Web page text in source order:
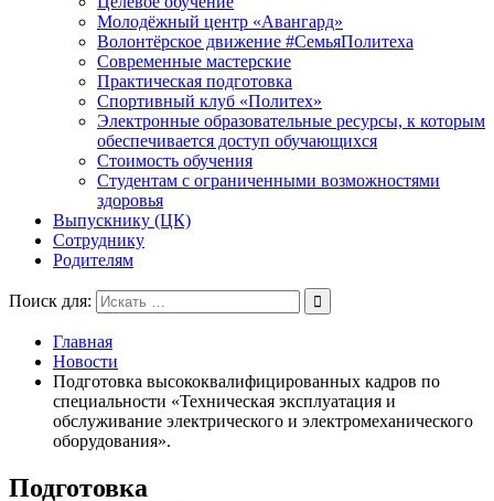
Молодёжный центр «Авангард»
Волонтёрское движение #СемьяПолитеха
Современные мастерские
Практическая подготовка
Спортивный клуб «Политех»
Электронные образовательные ресурсы, к которым
обеспечивается доступ обучающихся
Стоимость обучения
Студентам с ограниченными возможностями
здоровья
Выпускнику (ЦК)
Сотруднику
Родителям
Поиск для:
Главная
Новости
Подготовка высококвалифицированных кадров по
специальности «Техническая эксплуатация и
обслуживание электрического и электромеханического
оборудования».
Подготовка